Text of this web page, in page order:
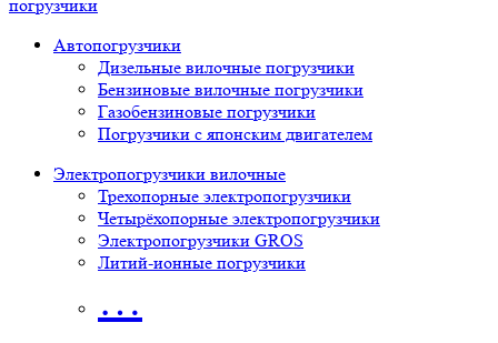
погрузчики
Автопогрузчики
Дизельные вилочные погрузчики
Бензиновые вилочные погрузчики
Газобензиновые погрузчики
Погрузчики с японским двигателем
Электропогрузчики вилочные
Трехопорные электропогрузчики
Четырёхопорные электропогрузчики
Электропогрузчики GROS
Литий-ионные погрузчики
…